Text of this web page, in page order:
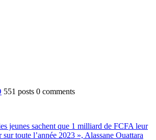
551 posts 0 comments
jeunes sachent que 1 milliard de FCFA leur
sur toute l’année 2023 », Alassane Ouattara